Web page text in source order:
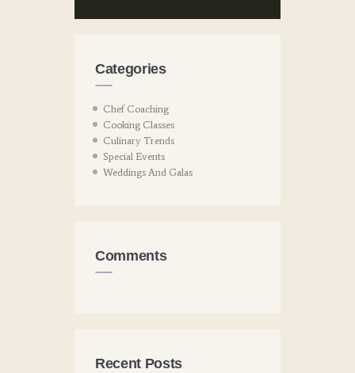
Categories
Chef Coaching
Cooking Classes
Culinary Trends
Special Events
Weddings And Galas
Comments
Recent Posts